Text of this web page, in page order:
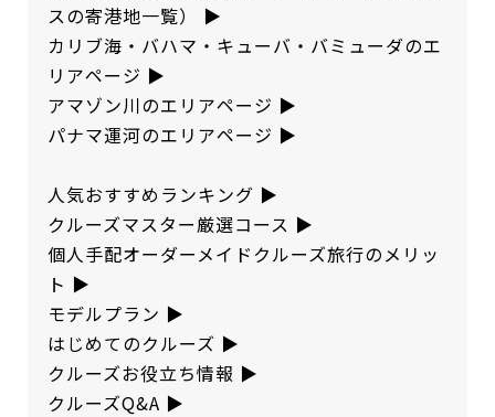
スの寄港地一覧）
▶︎
カリブ海・バハマ・キューバ・バミューダのエ
リアページ ▶︎
アマゾン川のエリアページ ▶︎
パナマ運河のエリアページ ▶︎
人気おすすめランキング ▶︎
クルーズマスター厳選コース ▶︎
個人手配オーダーメイドクルーズ旅行のメリッ
ト ▶︎
モデルプラン ▶︎
はじめてのクルーズ ▶︎
クルーズお役立ち情報 ▶︎
クルーズQ&A ▶︎